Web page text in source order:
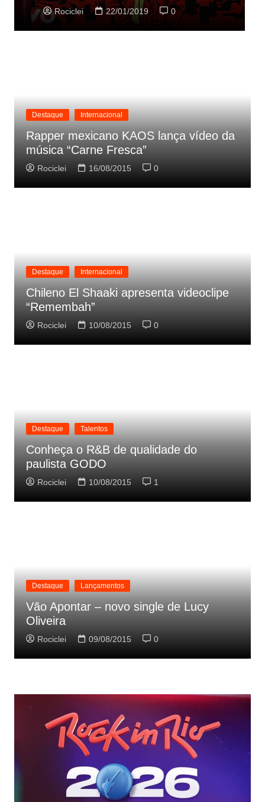
Rociclei 22/01/2019
Destaque Internacional
Rapper mexicano KAOS lança vídeo da
música “Carne Fresca”
Rociclei 16/08/2015 0
Destaque Internacional
Chileno El Shaaki apresenta videoclipe
“Remembah”
Rociclei 10/08/2015 0
Destaque Talentos
Conheça o R&B de qualidade do
paulista GODO
Rociclei 10/08/2015 1
Destaque Lançamentos
Vão Apontar – novo single de Lucy
Oliveira
Rociclei 09/08/2015 0